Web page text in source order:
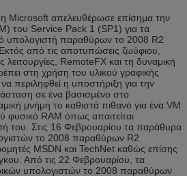
Microsoft απελευθέρωσε επίσημα την
του Service Pack 1 (SP1) για τα
υπολογιστή παραθύρων το 2008 R2
από τις αποτυπώσεις ζωύφιου,
λειτουργίες, RemoteFX και τη δυναμική
στη χρήση του υλικού γραφικής
περιληφθεί η υποστήριξη για την
σε ένα βασισμένο στο
μνήμη το καθιστά πιθανό για ένα VM
φυσικό RAM όπως απαιτείται
του. Στις 16 Φεβρουαρίου τα παράθυρα
το 2008 παραθύρων R2
MSDN και TechNet καθώς επίσης
Από τις 22 Φεβρουαρίου, τα
υπολογιστών το 2008 παραθύρων